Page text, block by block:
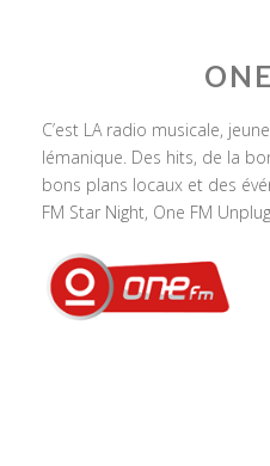
C’est LA radio musicale,
lémanique. Des hits, de la
bons plans locaux et des
FM Star Night, One FM